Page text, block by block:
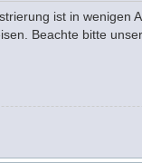
ist in
Beachte bitte